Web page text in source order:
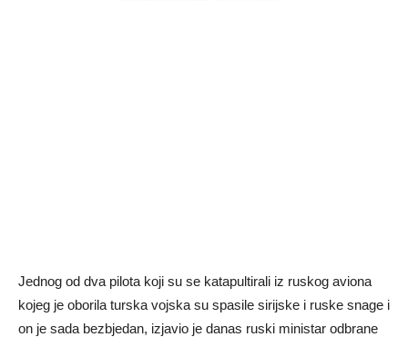
Jednog od dva pilota koji su se katapultirali iz ruskog aviona
kojeg je oborila turska vojska su spasile sirijske i ruske snage i
on je sada bezbjedan, izjavio je danas ruski ministar odbrane